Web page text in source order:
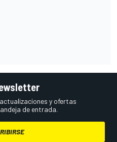
y ofertas
de entrada.